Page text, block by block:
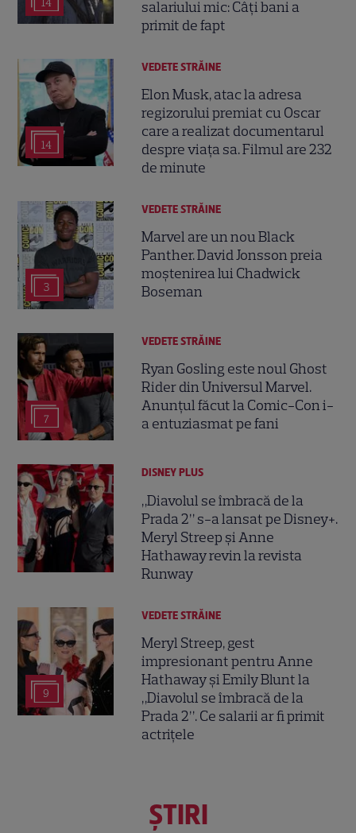
salariului mic: Câți bani a
primit de fapt
14
VEDETE STRĂINE
Elon Musk, atac la adresa
regizorului premiat cu Oscar
care a realizat documentarul
despre viața sa. Filmul are 232
de minute
3
VEDETE STRĂINE
Marvel are un nou Black
Panther. David Jonsson preia
moștenirea lui Chadwick
Boseman
7
VEDETE STRĂINE
Ryan Gosling este noul Ghost
Rider din Universul Marvel.
Anunțul făcut la Comic-Con i-
a entuziasmat pe fani
DISNEY PLUS
„Diavolul se îmbracă de la
Prada 2” s-a lansat pe Disney+.
Meryl Streep și Anne
Hathaway revin la revista
Runway
9
VEDETE STRĂINE
Meryl Streep, gest
impresionant pentru Anne
Hathaway și Emily Blunt la
„Diavolul se îmbracă de la
Prada 2”. Ce salarii ar fi primit
actrițele
ŞTIRI